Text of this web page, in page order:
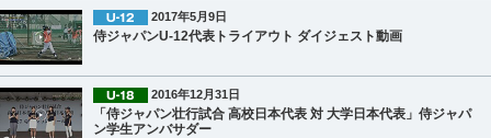
2017年5月9日
侍ジャパンU-12代表トライアウト ダイジェスト動画
2016年12月31日
「侍ジャパン壮行試合 高校日本代表 対 大学日本代表」侍ジャパ
ン学生アンバサダー